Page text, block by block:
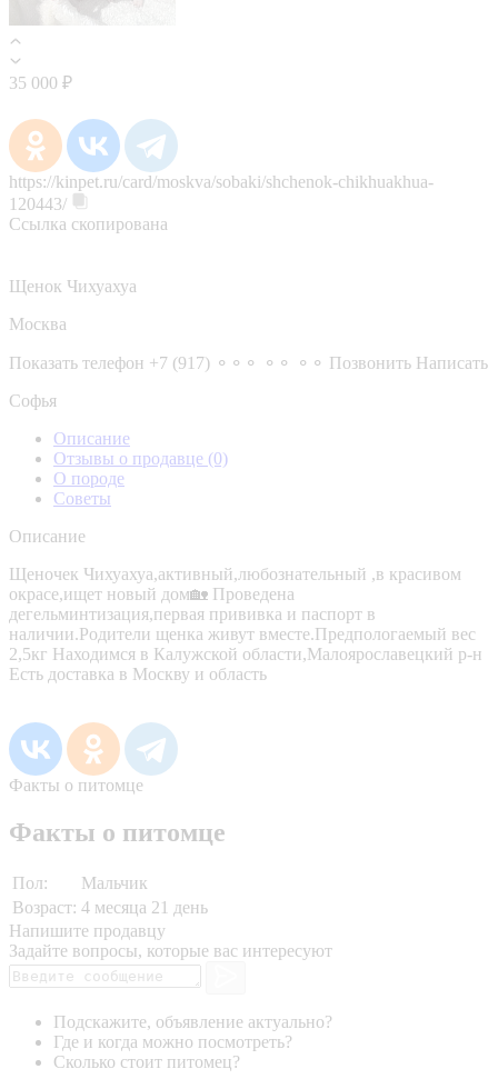
35 000 ₽
https://kinpet.ru/card/moskva/sobaki/shchenok-chikhuakhua-
120443/
Ссылка скопирована
Щенок Чихуахуа
Москва
Показать телефон +7 (917) ⚬⚬⚬ ⚬⚬ ⚬⚬ Позвонить Написать
Софья
Описание
Отзывы о продавце (0)
О породе
Советы
Описание
Щеночек Чихуахуа,активный,любознательный ,в красивом
окрасе,ищет новый дом🏡 Проведена
дегельминтизация,первая прививка и паспорт в
наличии.Родители щенка живут вместе.Предпологаемый вес
2,5кг Находимся в Калужской области,Малоярославецкий р-н
Есть доставка в Москву и область
Факты о питомце
Факты о питомце
Пол:
Мальчик
Возраст: 4 месяца 21 день
Напишите продавцу
Задайте вопросы, которые вас интересуют
Подскажите, объявление актуально?
Где и когда можно посмотреть?
Сколько стоит питомец?